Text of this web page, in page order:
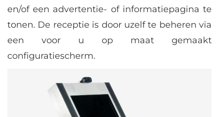
en/of een advertentie- of informatiepagina te
tonen. De receptie is door uzelf te beheren via
een voor u op maat gemaakt
configuratiescherm.